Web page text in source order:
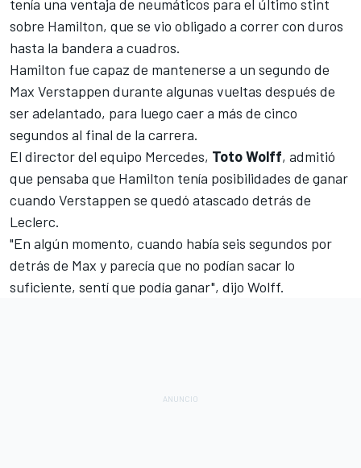
tenía una ventaja de neumáticos para el último stint
sobre Hamilton, que se vio obligado a correr con duros
hasta la bandera a cuadros.
Hamilton fue capaz de mantenerse a un segundo de
Max Verstappen durante algunas vueltas después de
ser adelantado, para luego caer a más de cinco
segundos al final de la carrera.
El director del equipo Mercedes, Toto Wolff, admitió
que pensaba que Hamilton tenía posibilidades de ganar
cuando Verstappen se quedó atascado detrás de
Leclerc.
"En algún momento, cuando había seis segundos por
detrás de Max y parecía que no podían sacar lo
suficiente, sentí que podía ganar", dijo Wolff.